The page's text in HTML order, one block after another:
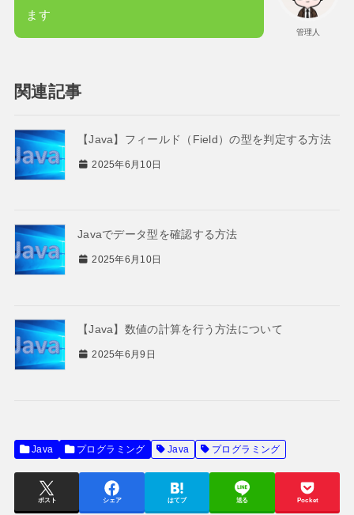
管理人
ます
関連記事
【Java】フィールド（Field）の型を判定する方法
2025年6月10日
Javaでデータ型を確認する方法
2025年6月10日
【Java】数値の計算を行う方法について
2025年6月9日
Java プログラミング Java プログラミング
ポスト シェア はてブ 送る Pocket